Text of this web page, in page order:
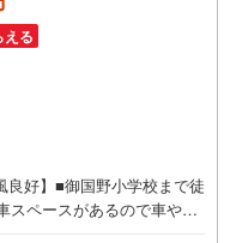
える
良好】■御国野小学校まで徒
スペースがあるので車や自